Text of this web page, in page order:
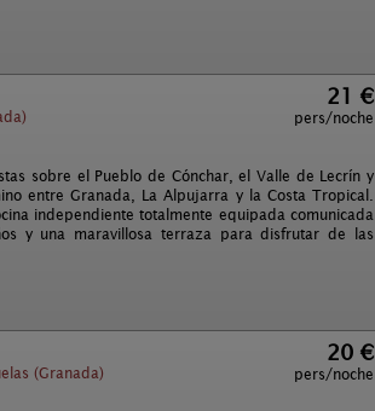
21 €
pers/noche
sobre el Pueblo de Cónchar, el Valle de Lecrín y
entre Granada, La Alpujarra y la Costa Tropical.
independiente totalmente equipada comunicada
y una maravillosa terraza para disfrutar de las
(Granada)
20 €
pers/noche